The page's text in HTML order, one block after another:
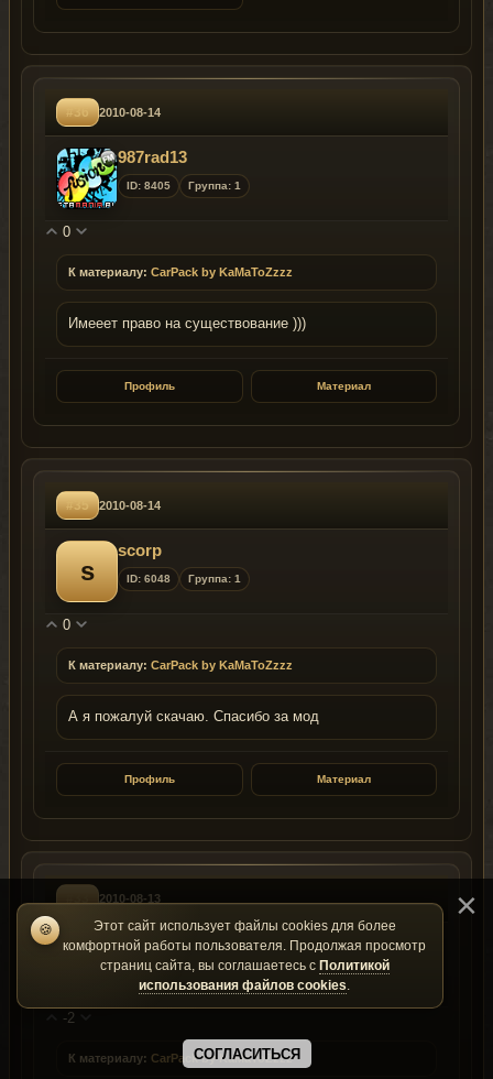
#36 2010-08-14
987rad13
ID: 8405 Группа: 1
0
К материалу: CarPack by KaMaToZzzz
Имееет право на существование )))
Профиль Материал
#35 2010-08-14
s
scorp
ID: 6048 Группа: 1
0
К материалу: CarPack by KaMaToZzzz
А я пожалуй скачаю. Спасибо за мод
Профиль Материал
2010-08-13
Relazz
ID: 10445 Группа: 1
-2
К материалу: CarPack by KaMaToZzzz
🍪
Этот сайт использует файлы cookies для более
комфортной работы пользователя. Продолжая просмотр
страниц сайта, вы соглашаетесь с Политикой
использования файлов cookies.
СОГЛАСИТЬСЯ